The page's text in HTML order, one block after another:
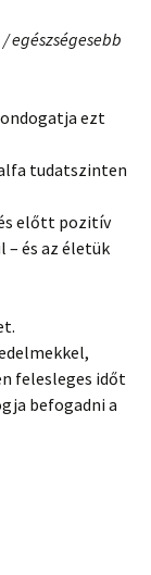
egészségesebb
ezt
tudatszinten
előtt pozitív
– és az életük
felesleges időt
befogadni a